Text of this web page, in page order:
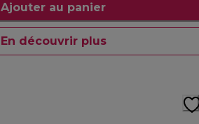
Ajouter au panier
En découvrir plus